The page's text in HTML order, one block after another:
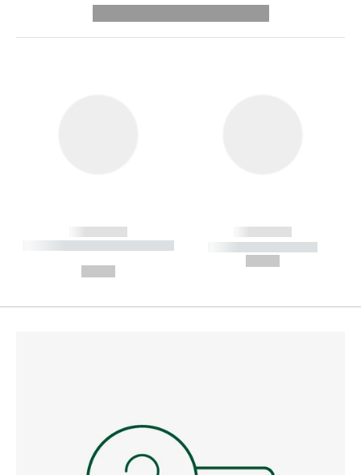
------------
----------- ----------- --------
------------
----------- -----------